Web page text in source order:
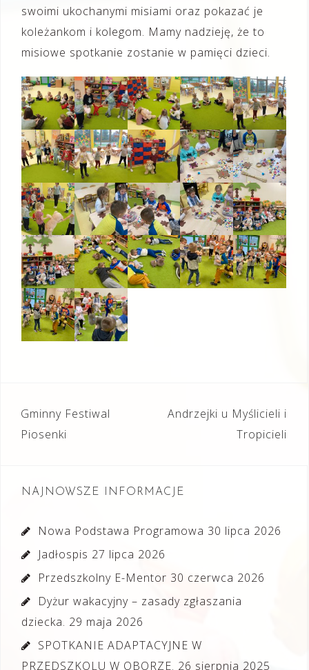
swoimi ukochanymi misiami oraz pokazać je
koleżankom i kolegom. Mamy nadzieję, że to
misiowe spotkanie zostanie w pamięci dzieci.
Nawigacja
wpisu
Gminny Festiwal
Piosenki
Andrzejki u Myślicieli i
Tropicieli
NAJNOWSZE INFORMACJE
Nowa Podstawa Programowa 30 lipca 2026
Jadłospis 27 lipca 2026
Przedszkolny E-Mentor 30 czerwca 2026
Dyżur wakacyjny – zasady zgłaszania
dziecka. 29 maja 2026
SPOTKANIE ADAPTACYJNE W
PRZEDSZKOLU W OBORZE. 26 sierpnia 2025